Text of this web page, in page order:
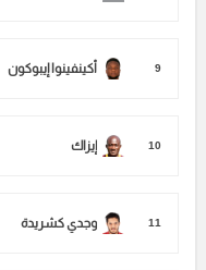
9 أكينفينوا إيبوكون
10 إيزاك
11 وجدي كشريدة